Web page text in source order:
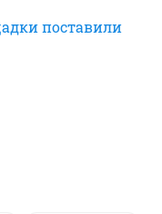
поставили